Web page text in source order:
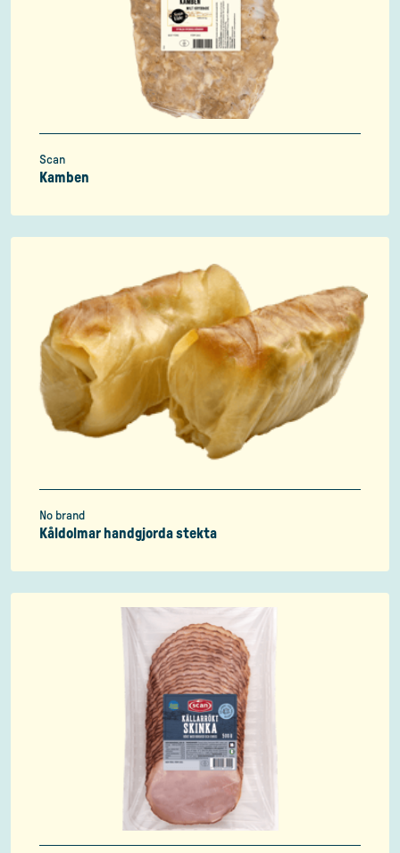
Scan
Kamben
No brand
Kåldolmar handgjorda stekta